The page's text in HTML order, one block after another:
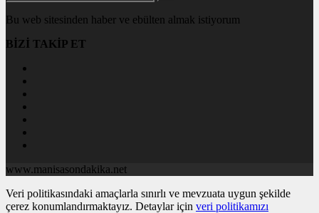
Bu web sitesinden haber ve ebülten almak istiyorum
BİZİ TAKİP ET
www.manisasondakika.net
Veri politikasındaki amaçlarla sınırlı ve mevzuata uygun şekilde
çerez konumlandırmaktayız. Detaylar için veri politikamızı